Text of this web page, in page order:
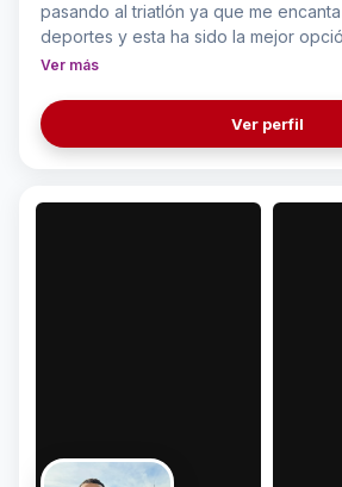
pasando al triatlón ya que me
deportes y esta ha sido la mejor
También me gusta mucho la moda.
Ver más
Ver perfil